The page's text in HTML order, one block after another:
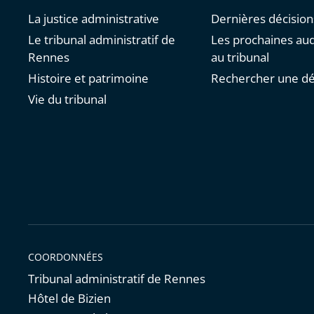
La justice administrative
Le tribunal administratif de
Rennes
Histoire et patrimoine
Vie du tribunal
Dernières
Les prochaines
au tribunal
Rechercher une
COORDONNÉES
Tribunal administratif de Rennes
Hôtel de Bizien